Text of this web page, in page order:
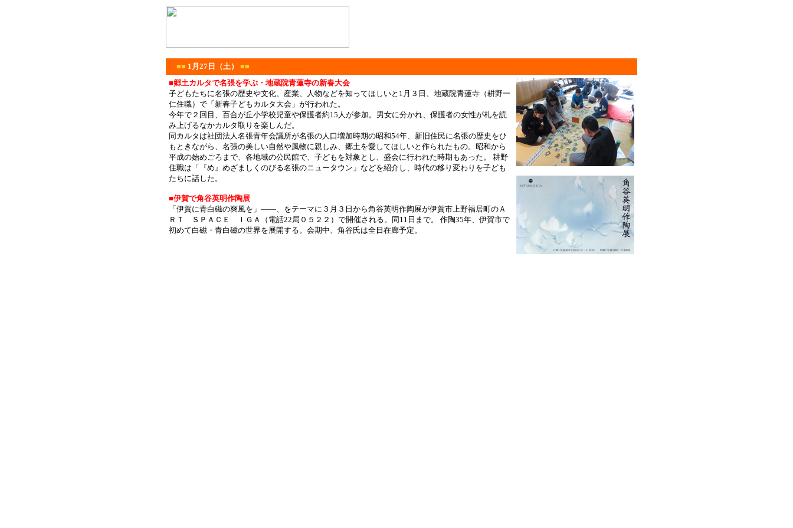
■■ 1月27日（土） ■■
■郷土カルタで名張を学ぶ・地蔵院青蓮寺の新春大会
子どもたちに名張の歴史や文化、産業、人物などを知ってほしいと1月３日、地蔵院青蓮寺（耕野一
仁住職）で「新春子どもカルタ大会」が行われた。
今年で２回目、百合が丘小学校児童や保護者約15人が参加。男女に分かれ、保護者の女性が札を読
み上げるなかカルタ取りを楽しんだ。
同カルタは社団法人名張青年会議所が名張の人口増加時期の昭和54年、新旧住民に名張の歴史をひ
もときながら、名張の美しい自然や風物に親しみ、郷土を愛してほしいと作られたもの。昭和から
平成の始めごろまで、各地域の公民館で、子どもを対象とし、盛会に行われた時期もあった。 耕野
住職は「『め』めざましくのびる名張のニュータウン」などを紹介し、時代の移り変わりを子ども
たちに話した。
■伊賀で角谷英明作陶展
「伊賀に青白磁の爽風を」――、をテーマに３月３日から角谷英明作陶展が伊賀市上野福居町のＡ
ＲＴ ＳＰＡＣＥ ＩＧＡ（電話22局０５２２）で開催される。同11日まで。 作陶35年、伊賀市で
初めて白磁・青白磁の世界を展開する。会期中、角谷氏は全日在廊予定。